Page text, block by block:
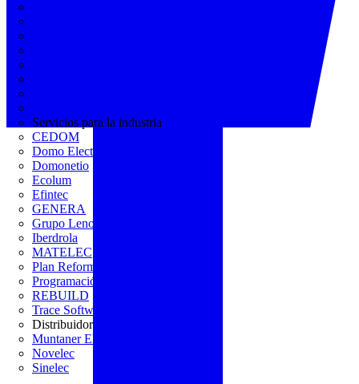
Servicios para la industria
CEDOM
Domo Electra
Domonetio
Ecolum
Efintec
GENERA
Grupo Lenor
Iberdrola
MATELEC
Plan Reforma
Programación Integral
REBUILD
Trace Software
Distribuidor
Muntaner Electro
Novelec
Sinelec